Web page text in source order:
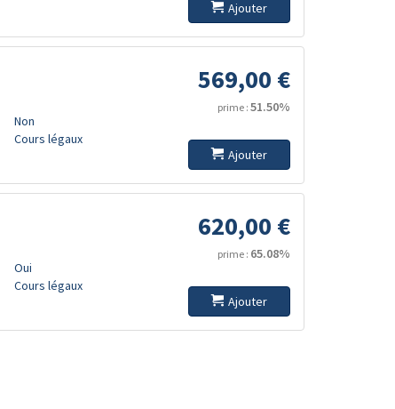
Ajouter
Non
Cours légaux
569,00 €
prime : 51.50%
Ajouter
Oui
Cours légaux
620,00 €
prime : 65.08%
Ajouter